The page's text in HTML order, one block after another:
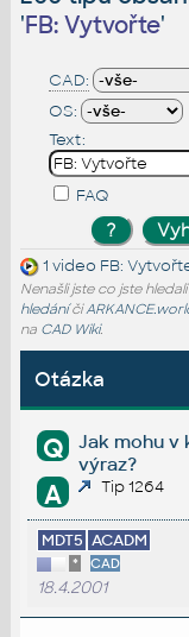
'FB: Vytvořte'
CAD:
OS:
Text:
FAQ
1 video FB:
Nenašli jste co jste
hledáníči
na CAD Wiki.
Otázka
Q
Jak mohu v
výraz?
A Tip 1264
MDT5 ACADM
* CAD
18.4.2001